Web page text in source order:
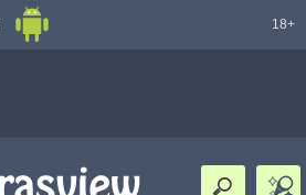
18+